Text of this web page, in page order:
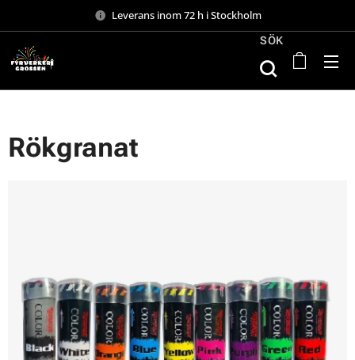
Leverans inom 72 h i Stockholm
SÖK
Rökgranat